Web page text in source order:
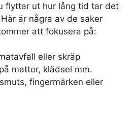
flyttar ut hur lång tid tar det
är några av de saker
att fokusera på:
eller skräp
mattor, klädsel mm.
fingermärken eller